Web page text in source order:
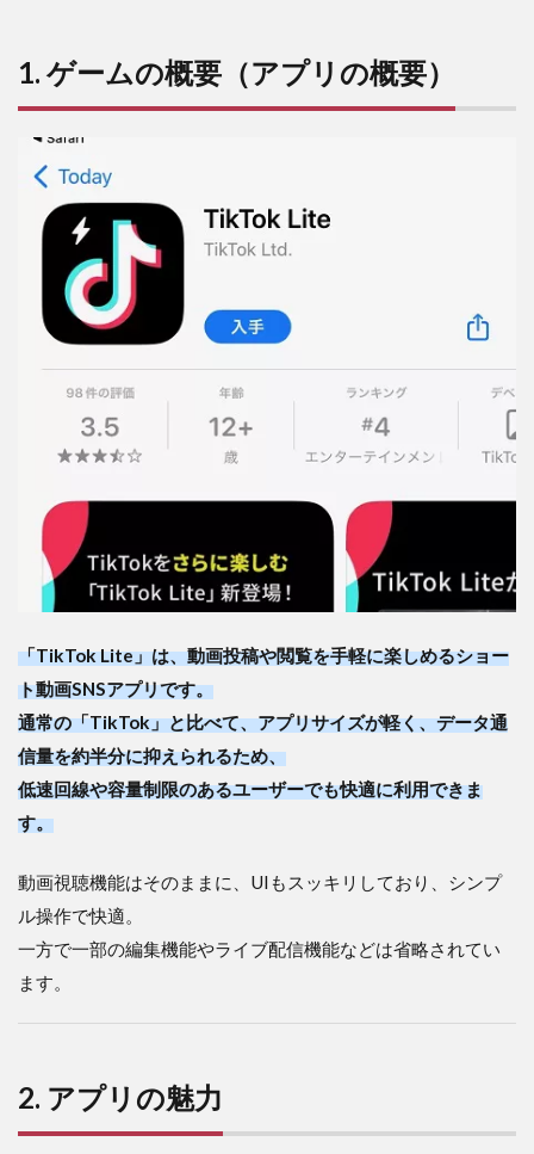
ムの
概要
（ア
の概
要）
2
2.
リ
の
力
序盤
（使
い始
め
方）
4
課
金
に
つ
い
て
5
と
め
1. ゲームの概要（アプリの概要）
「TikTok Lite」は、動画投稿や閲覧を手軽に楽しめるショー
ト動画SNSアプリです。
通常の「TikTok」と比べて、アプリサイズが軽く、データ通
信量を約半分に抑えられるため、
低速回線や容量制限のあるユーザーでも快適に利用できま
す。
動画視聴機能はそのままに、UIもスッキリしており、シンプ
ル操作で快適。
一方で一部の編集機能やライブ配信機能などは省略されてい
ます。
2. アプリの魅力